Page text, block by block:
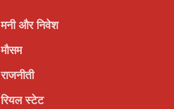
मनी और निवेश
मौसम
राजनीती
रियल स्टेट